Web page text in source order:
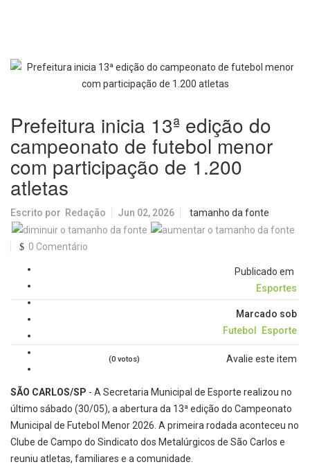
Prefeitura inicia 13ª edição do
campeonato de futebol menor
com participação de 1.200
atletas
Escrito por Redação Jun 02, 2026 tamanho da fonte
0 Comentário
Publicado em
Esportes
Marcado sob
Futebol
Esporte
Avalie este item
(0 votos)
SÃO CARLOS/SP - A Secretaria Municipal de Esporte realizou no
último sábado (30/05), a abertura da 13ª edição do Campeonato
Municipal de Futebol Menor 2026. A primeira rodada aconteceu no
Clube de Campo do Sindicato dos Metalúrgicos de São Carlos e
reuniu atletas, familiares e a comunidade.